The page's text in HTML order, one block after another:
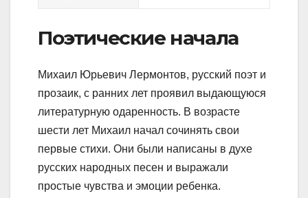
Поэтические начала
Михаил Юрьевич Лермонтов, русский поэт и
прозаик, с ранних лет проявил выдающуюся
литературную одаренность. В возрасте
шести лет Михаил начал сочинять свои
первые стихи. Они были написаны в духе
русских народных песен и выражали
простые чувства и эмоции ребенка.